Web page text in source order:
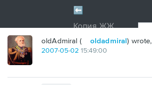
oldAdmiral ( oldadmiral) wrote,
2007-05-02 15:49:00